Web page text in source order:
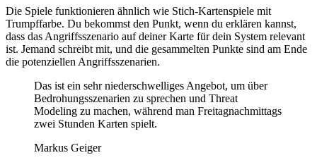
Die Spiele funktionieren ähnlich wie Stich-Kartenspiele mit
Trumpffarbe. Du bekommst den Punkt, wenn du erklären kannst,
dass das Angriffsszenario auf deiner Karte für dein System relevant
ist. Jemand schreibt mit, und die gesammelten Punkte sind am Ende
die potenziellen Angriffsszenarien.
Das ist ein sehr niederschwelliges Angebot, um über
Bedrohungsszenarien zu sprechen und Threat
Modeling zu machen, während man Freitagnachmittags
zwei Stunden Karten spielt.
Markus Geiger